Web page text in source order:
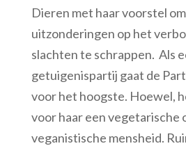
Dieren met haar voorstel
uitzonderingen op het
slachten te schrappen. Als
getuigenispartij gaat de
voor het hoogste. Hoewel,
voor haar een vegetarische
veganistische mensheid.